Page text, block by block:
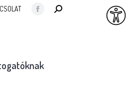
Facebook
new
SEARCH: